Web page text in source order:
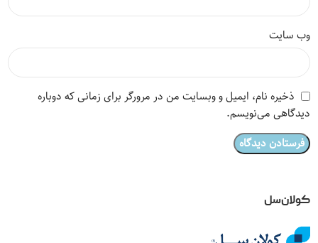
وب‌ سایت
ذخیره نام، ایمیل و وبسایت من در مرورگر برای زمانی که دوباره
دیدگاهی می‌نویسم.
کولان‌سل